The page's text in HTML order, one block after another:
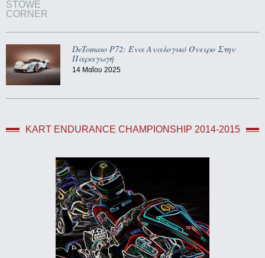
DeTomaso P72: Ένα Αναλογικό Όνειρο Στην
Παραγωγή
14 Μαΐου 2025
KART ENDURANCE CHAMPIONSHIP 2014-2015